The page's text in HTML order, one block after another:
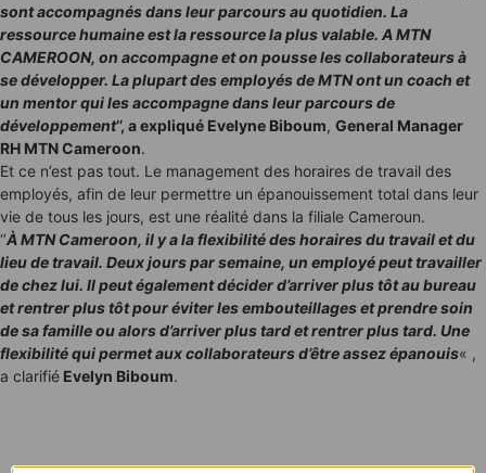
sont accompagnés dans leur parcours au quotidien. La
ressource humaine est la ressource la plus valable. A MTN
CAMEROON, on accompagne et on pousse les collaborateurs à
se développer. La plupart des employés de MTN ont un coach et
un mentor qui les accompagne dans leur parcours de
développement’’, a expliqué Evelyne Biboum, General Manager
RH MTN Cameroon.
Et ce n’est pas tout. Le management des horaires de travail des
employés, afin de leur permettre un épanouissement total dans leur
vie de tous les jours, est une réalité dans la filiale Cameroun.
‘’À MTN Cameroon, il y a la flexibilité des horaires du travail et du
lieu de travail. Deux jours par semaine, un employé peut travailler
de chez lui. Il peut également décider d’arriver plus tôt au bureau
et rentrer plus tôt pour éviter les embouteillages et prendre soin
de sa famille ou alors d’arriver plus tard et rentrer plus tard. Une
flexibilité qui permet aux collaborateurs d’être assez épanouis« ,
a clarifié Evelyn Biboum.